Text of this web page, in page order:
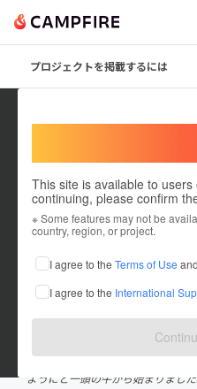
プロジェクトを掲載するには
This site is available to
continuing, please confirm
※ Some features may not be
country, region, or project.
I agree to the Terms of Use and
I agree to the International
これまでに3件のプロジェクト
在住国：日本 現在地：愛知県
出身国：日本 出身地：愛知県
初めまして、日進市で夫婦子供4
ち上げの経緯 牧場を経営してい
ようにと一頭の牛から始まりまし